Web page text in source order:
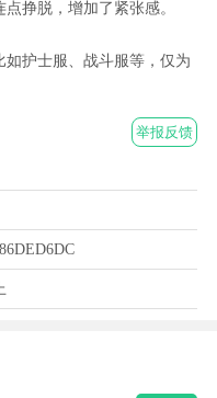
挣脱，增加了紧张感。
护士服、战斗服等，仅为
举报反馈